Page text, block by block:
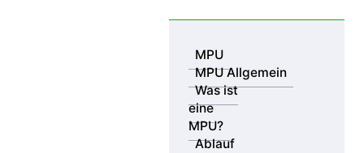
MPU
MPU Allgemein
Was ist
eine
MPU?
Ablauf
Abstinenznachweis Drogen bei Opiatkonsum – Haaranalyse